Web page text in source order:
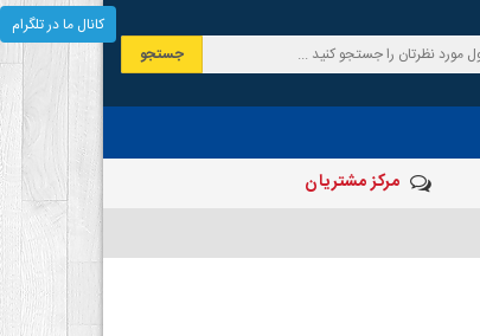
جستجو
مرکز مشتریان
کانال ما در تلگرام